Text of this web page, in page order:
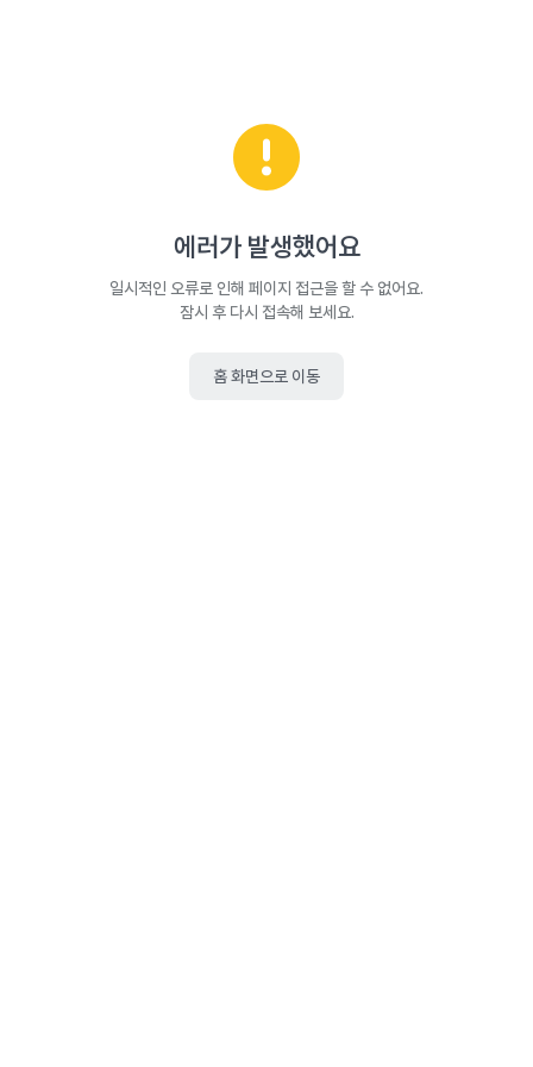
에러가 발생했어요
일시적인 오류로 인해 페이지 접근을 할 수 없어요.
잠시 후 다시 접속해 보세요.
홈 화면으로 이동